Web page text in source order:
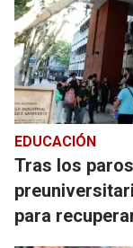
EDUCACIÓN
Tras los
para